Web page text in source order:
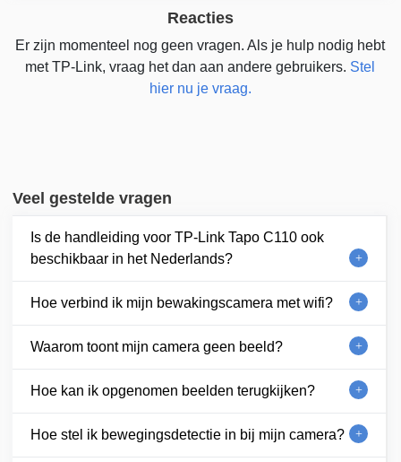
Reacties
Er zijn momenteel nog geen vragen. Als je hulp nodig hebt
met TP-Link, vraag het dan aan andere gebruikers. Stel
hier nu je vraag.
Veel gestelde vragen
Is de handleiding voor TP-Link Tapo C110 ook
beschikbaar in het Nederlands?
Hoe verbind ik mijn bewakingscamera met wifi?
Waarom toont mijn camera geen beeld?
Hoe kan ik opgenomen beelden terugkijken?
Hoe stel ik bewegingsdetectie in bij mijn camera?